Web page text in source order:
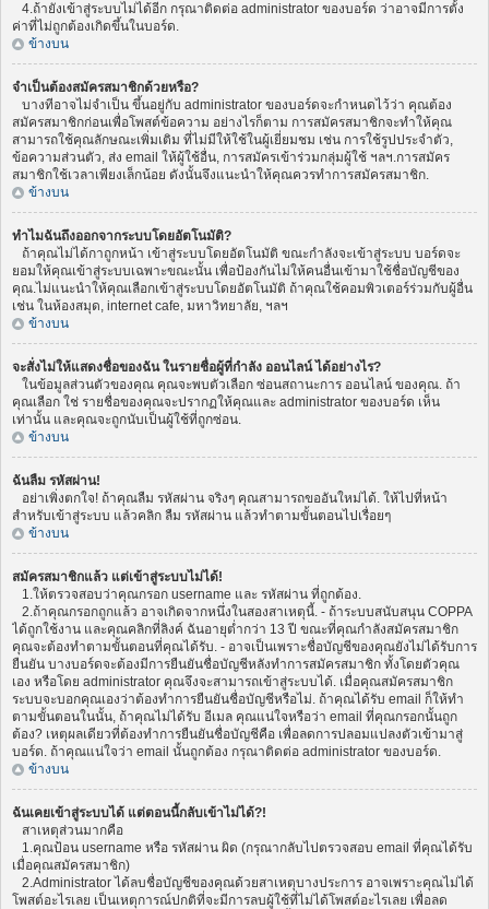
4.ถ้ายังเข้าสู่ระบบไม่ได้อีก กรุณาติดต่อ administrator ของบอร์ด ว่าอาจมีการตั้ง
ค่าที่ไม่ถูกต้องเกิดขึ้นในบอร์ด.
ข้างบน
จำเป็นต้องสมัครสมาชิกด้วยหรือ?
บางทีอาจไม่จำเป็น ขึ้นอยู่กับ administrator ของบอร์ดจะกำหนดไว้ว่า คุณต้อง
สมัครสมาชิกก่อนเพื่อโพสต์ข้อความ อย่างไรก็ตาม การสมัครสมาชิกจะทำให้คุณ
สามารถใช้คุณลักษณะเพิ่มเติม ที่ไม่มีให้ใช้ในผู้เยี่ยมชม เช่น การใช้รูปประจำตัว,
ข้อความส่วนตัว, ส่ง email ให้ผู้ใช้อื่น, การสมัครเข้าร่วมกลุ่มผู้ใช้ ฯลฯ.การสมัคร
สมาชิกใช้เวลาเพียงเล็กน้อย ดังนั้นจึงแนะนำให้คุณควรทำการสมัครสมาชิก.
ข้างบน
ทำไมฉันถึงออกจากระบบโดยอัตโนมัติ?
ถ้าคุณไม่ได้กาถูกหน้า เข้าสู่ระบบโดยอัตโนมัติ ขณะกำลังจะเข้าสู่ระบบ บอร์ดจะ
ยอมให้คุณเข้าสู่ระบบเฉพาะขณะนั้น เพื่อป้องกันไม่ให้คนอื่นเข้ามาใช้ชื่อบัญชีของ
คุณ.ไม่แนะนำให้คุณเลือกเข้าสู่ระบบโดยอัตโนมัติ ถ้าคุณใช้คอมพิวเตอร์ร่วมกับผู้อื่น
เช่น ในห้องสมุด, internet cafe, มหาวิทยาลัย, ฯลฯ
ข้างบน
จะสั่งไม่ให้แสดงชื่อของฉัน ในรายชื่อผู้ที่กำลัง ออนไลน์ ได้อย่างไร?
ในข้อมูลส่วนตัวของคุณ คุณจะพบตัวเลือก ซ่อนสถานะการ ออนไลน์ ของคุณ. ถ้า
คุณเลือก ใช่ รายชื่อของคุณจะปรากฏให้คุณและ administrator ของบอร์ด เห็น
เท่านั้น และคุณจะถูกนับเป็นผู้ใช้ที่ถูกซ่อน.
ข้างบน
ฉันลืม รหัสผ่าน!
อย่าเพิ่งตกใจ! ถ้าคุณลืม รหัสผ่าน จริงๆ คุณสามารถขออันใหม่ได้. ให้ไปที่หน้า
สำหรับเข้าสู่ระบบ แล้วคลิก ลืม รหัสผ่าน แล้วทำตามขั้นตอนไปเรื่อยๆ
ข้างบน
สมัครสมาชิกแล้ว แต่เข้าสู่ระบบไม่ได้!
1.ให้ตรวจสอบว่าคุณกรอก username และ รหัสผ่าน ที่ถูกต้อง.
2.ถ้าคุณกรอกถูกแล้ว อาจเกิดจากหนึ่งในสองสาเหตุนี้. - ถ้าระบบสนับสนุน COPPA
ได้ถูกใช้งาน และคุณคลิกที่ลิงค์ ฉันอายุต่ำกว่า 13 ปี ขณะที่คุณกำลังสมัครสมาชิก
คุณจะต้องทำตามขั้นตอนที่คุณได้รับ. - อาจเป็นเพราะชื่อบัญชีของคุณยังไม่ได้รับการ
ยืนยัน บางบอร์ดจะต้องมีการยืนยันชื่อบัญชีหลังทำการสมัครสมาชิก ทั้งโดยตัวคุณ
เอง หรือโดย administrator คุณจึงจะสามารถเข้าสู่ระบบได้. เมื่อคุณสมัครสมาชิก
ระบบจะบอกคุณเองว่าต้องทำการยืนยันชื่อบัญชีหรือไม่. ถ้าคุณได้รับ email ก็ให้ทำ
ตามขั้นตอนในนั้น, ถ้าคุณไม่ได้รับ อีเมล คุณแน่ใจหรือว่า email ที่คุณกรอกนั้นถูก
ต้อง? เหตุผลเดียวที่ต้องทำการยืนยันชื่อบัญชีคือ เพื่อลดการปลอมแปลงตัวเข้ามาสู่
บอร์ด. ถ้าคุณแน่ใจว่า email นั้นถูกต้อง กรุณาติดต่อ administrator ของบอร์ด.
ข้างบน
ฉันเคยเข้าสู่ระบบได้ แต่ตอนนี้กลับเข้าไม่ได้?!
สาเหตุส่วนมากคือ
1.คุณป้อน username หรือ รหัสผ่าน ผิด (กรุณากลับไปตรวจสอบ email ที่คุณได้รับ
เมื่อคุณสมัครสมาชิก)
2.Administrator ได้ลบชื่อบัญชีของคุณด้วยสาเหตุบางประการ อาจเพราะคุณไม่ได้
โพสต์อะไรเลย เป็นเหตุการณ์ปกติที่จะมีการลบผู้ใช้ที่ไม่ได้โพสต์อะไรเลย เพื่อลด